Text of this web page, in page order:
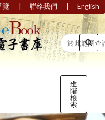
覽 | 聯絡我們 | English
進
階
檢
索